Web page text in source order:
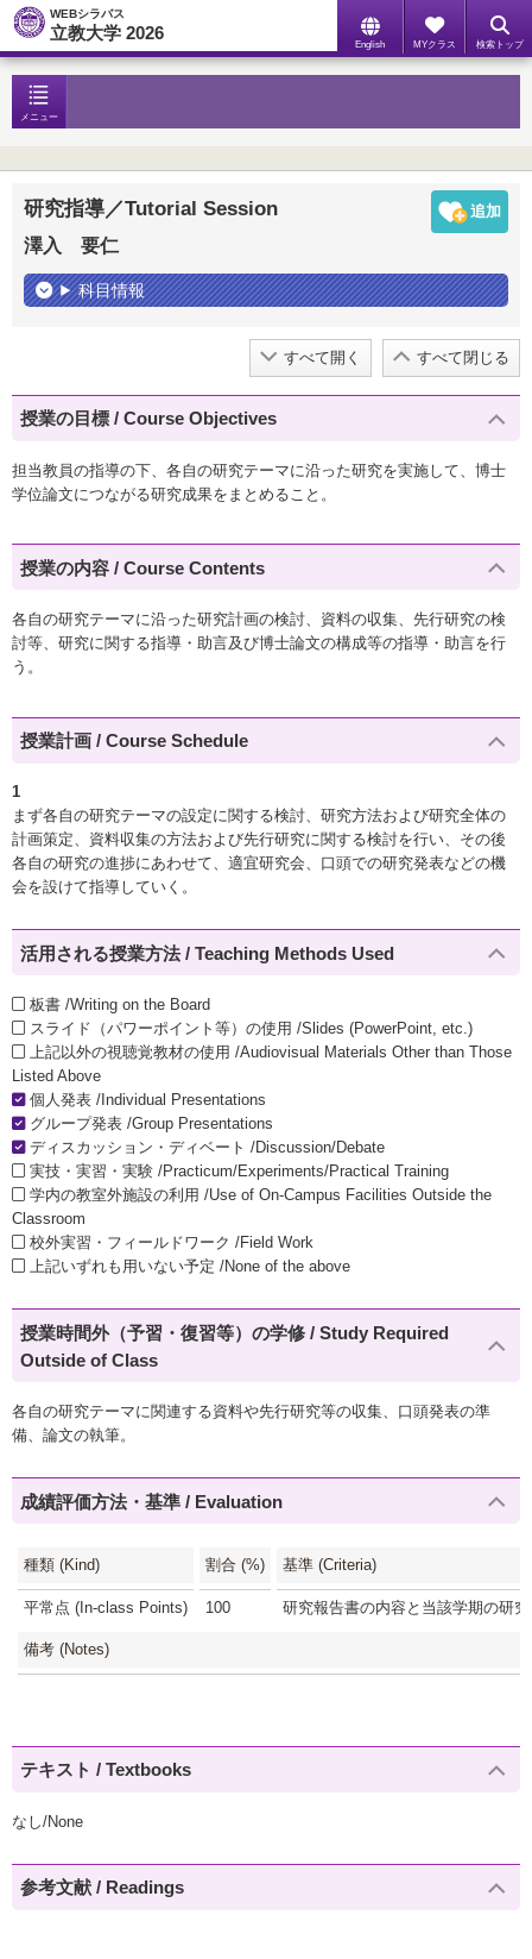
WEBシラバス
立教大学 2026
English MYクラス 検索トップ
メニュー
研究指導／Tutorial Session
澤入 要仁
科目情報
すべて開く すべて閉じる
授業の目標 / Course Objectives
担当教員の指導の下、各自の研究テーマに沿った研究を実施して、博士
学位論文につながる研究成果をまとめること。
授業の内容 / Course Contents
各自の研究テーマに沿った研究計画の検討、資料の収集、先行研究の検
討等、研究に関する指導・助言及び博士論文の構成等の指導・助言を行
う。
授業計画 / Course Schedule
1
まず各自の研究テーマの設定に関する検討、研究方法および研究全体の
計画策定、資料収集の方法および先行研究に関する検討を行い、その後
各自の研究の進捗にあわせて、適宜研究会、口頭での研究発表などの機
会を設けて指導していく。
活用される授業方法 / Teaching Methods Used
板書 /Writing on the Board
スライド（パワーポイント等）の使用 /Slides (PowerPoint, etc.)
上記以外の視聴覚教材の使用 /Audiovisual Materials Other than Those
Listed Above
個人発表 /Individual Presentations
グループ発表 /Group Presentations
ディスカッション・ディベート /Discussion/Debate
実技・実習・実験 /Practicum/Experiments/Practical Training
学内の教室外施設の利用 /Use of On-Campus Facilities Outside the
Classroom
校外実習・フィールドワーク /Field Work
上記いずれも用いない予定 /None of the above
授業時間外（予習・復習等）の学修 / Study Required
Outside of Class
各自の研究テーマに関連する資料や先行研究等の収集、口頭発表の準
備、論文の執筆。
成績評価方法・基準 / Evaluation
種類 (Kind) 割合 (%) 基準 (Criteria)
平常点 (In-class Points) 100 研究報告書の内容と当該学期の研
備考 (Notes)
テキスト / Textbooks
なし/None
参考文献 / Readings